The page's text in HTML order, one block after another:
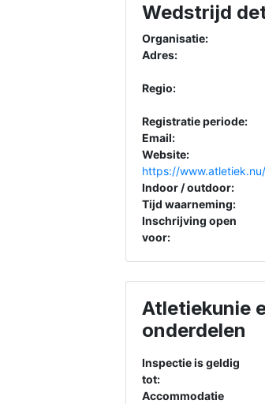
Wedstrijd
Organisatie:
Adres:
Regio:
Registratie periode:
Email:
Website:
https://
Indoor / outdoor:
Tijd waarneming:
Inschrijving open
voor:
Atletiekunie
onderdelen
Inspectie is geldig
tot:
Accommodatie